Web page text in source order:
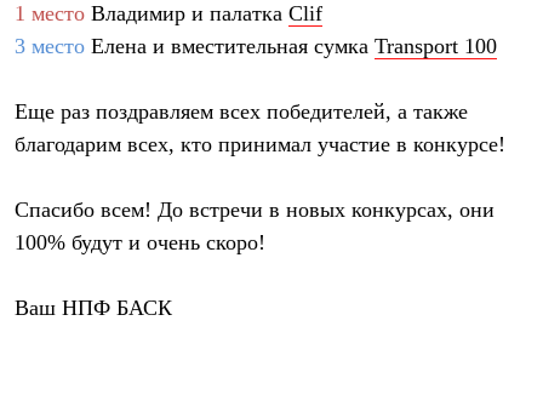
Толстовки
Брюки
Утепленная пухом
Куртки
Утепленная синтетикой
Брюки
Куртки
Софтшелл одежда
1 место Владимир и палатка Clif
3 место Елена и вместительная сумка Transport 100
Еще раз поздравляем всех победителей, а также
благодарим всех, кто принимал участие в конкурсе!
Спасибо всем! До встречи в новых конкурсах, они
100% будут и очень скоро!
Ваш НПФ БАСК